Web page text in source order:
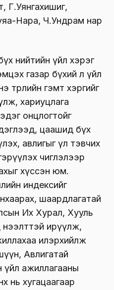
Г.Уянгахишиг,
Нара, Ч.Ундрам нар
нийтийн үйл хэрэг
газар бүхий л үйл
төрлийн гэмт хэргийг
хариуцлага
онцлогтойг
цаашид бүх
авлигыг үл тэвчих
чиглэлээр
хүссэн юм.
индексийг
шаардлагатай
Их Хурал, Хууль
нээлттэй ирүүлж,
илэрхийлж
Авлигатай
үйл ажиллагааны
нь хугацаагаар